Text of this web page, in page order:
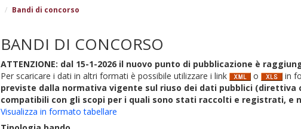
Bandi di concorso
BANDI DI CONCORSO
ATTENZIONE: dal 15-1-2026 il nuovo punto di pubblicazione è
Per scaricare i dati in altri formati è possibile utilizzare i link
o in
previste dalla normativa vigente sul riuso dei dati pubblici (direttiva
compatibili con gli scopi per i quali sono stati raccolti e registrati,
Visualizza in formato tabellare